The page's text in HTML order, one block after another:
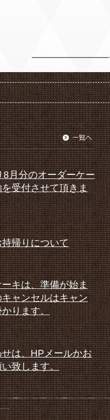
8月分のオーダーケー
受付させて頂きま
帰りについて
キは、準備が始ま
ャンセルはキャン
ります。
は、HPメールかお
致します。